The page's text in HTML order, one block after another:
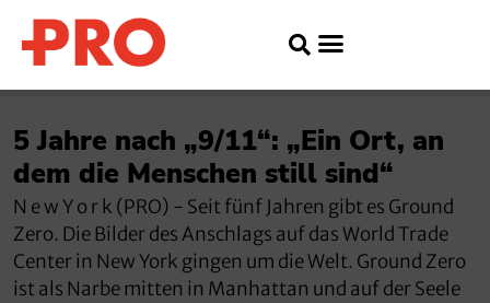
5 Jahre nach „9/11“: „Ein Ort, an
dem die Menschen still sind“
N e w Y o r k (PRO) - Seit fünf Jahren gibt es Ground
Zero. Die Bilder des Anschlags auf das World Trade
Center in New York gingen um die Welt. Ground Zero
ist als Narbe mitten in Manhattan und auf der Seele